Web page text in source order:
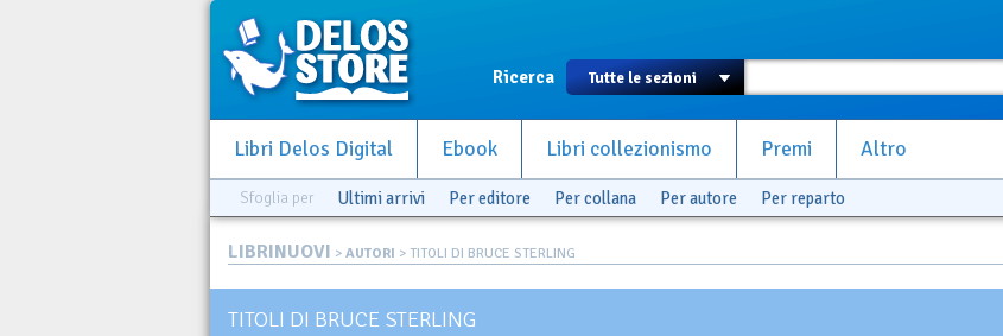
Ricerca
Libri Delos Digital Ebook Libri collezionismo Premi Altro
Sfoglia per Ultimi arrivi Per editore Per collana Per autore Per reparto
LIBRINUOVI > AUTORI > TITOLI DI BRUCE STERLING
TITOLI DI BRUCE STERLING